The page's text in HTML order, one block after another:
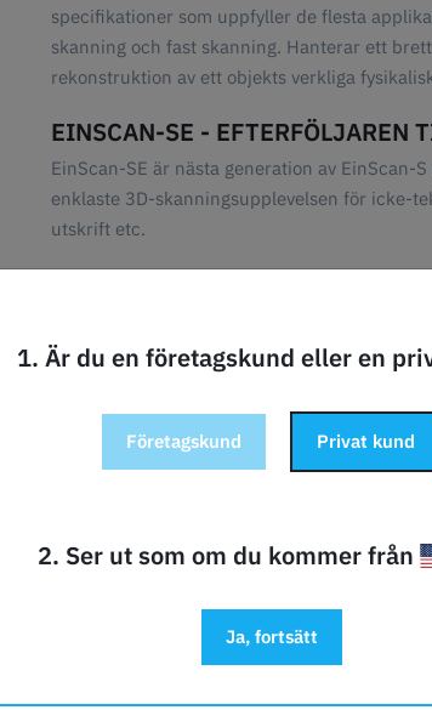
specifikationer som uppfyller de flesta
skanning och fast skanning. Hanterar ett
rekonstruktion av ett objekts verkliga
EINSCAN-SE - EFTERFÖLJAREN
EinScan-SE är nästa generation av EinScan-
enklaste 3D-skanningsupplevelsen för icke-
utskrift etc.
Tid som behövs för en 360°-skanning i
Plug-and-play. Enkel installation och mer
Helt ny integrerad och smartare design,
1. Är du en företagskund eller en
Företagskund Privat kund
2. Ser ut som om du kommer från
Ja, fortsätt